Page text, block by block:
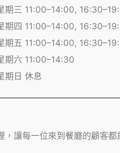
期三 11:00–14:00,
期四 11:00–14:00,
期五 11:00–14:00,
期六 11:00–14:30
期日 休息
讓每一位來到餐廳的顧客都